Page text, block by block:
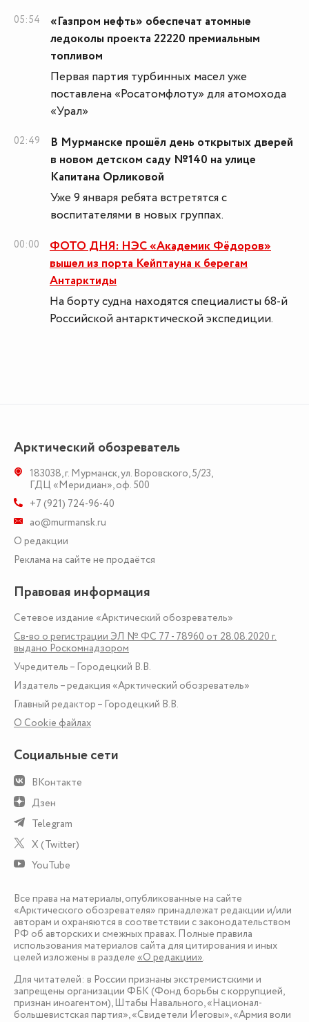
05:54
«Газпром нефть» обеспечат атомные
ледоколы проекта 22220 премиальным
топливом
Первая партия турбинных масел уже
поставлена «Росатомфлоту» для атомохода
«Урал»
02:49
В Мурманске прошёл день открытых дверей
в новом детском саду №140 на улице
Капитана Орликовой
Уже 9 января ребята встретятся с
воспитателями в новых группах.
00:00
ФОТО ДНЯ: НЭС «Академик Фёдоров»
вышел из порта Кейптауна к берегам
Антарктиды
На борту судна находятся специалисты 68-й
Российской антарктической экспедиции.
Арктический обозреватель
183038,г. Мурманск,ул. Воровского, 5/23,
ГДЦ «Меридиан», оф. 500
+7 (921) 724-96-40
ao@murmansk.ru
О редакции
Реклама на сайте не продаётся
Правовая информация
Сетевое издание «Арктический обозреватель»
Св-во о регистрации ЭЛ № ФС 77 - 78960 от 28.08.2020 г.
выдано Роскомнадзором
Учредитель – Городецкий В.В.
Издатель – редакция «Арктический обозреватель»
Главный редактор – Городецкий В.В.
О Сookie файлах
Социальные сети
ВКонтакте
Дзен
Telegram
X (Twitter)
YouTube
Все права на материалы, опубликованные на сайте
«Арктического обозревателя» принадлежат редакции и/или
авторам и охраняются в соответствии с законодательством
РФ об авторских и смежных правах. Полные правила
использования материалов сайта для цитирования и иных
целей изложены в разделе «О редакции».
Для читателей: в России признаны экстремистскими и
запрещены организации ФБК (Фонд борьбы с коррупцией,
признан иноагентом), Штабы Навального, «Национал-
большевистская партия», «Свидетели Иеговы», «Армия воли